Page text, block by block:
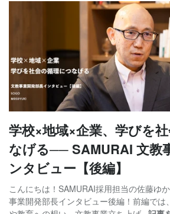
学校×地域×企業、学びを
なげる── SAMURAI 文教
ンタビュー【後編】
こんにちは！SAMURAI採用担当の佐藤ゆ
事業開発部長インタビュー後編！前編では